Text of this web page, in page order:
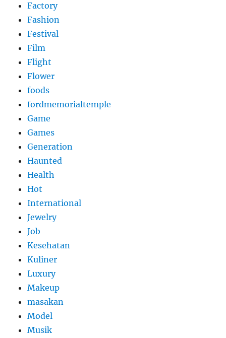
Factory
Fashion
Festival
Film
Flight
Flower
foods
fordmemorialtemple
Game
Games
Generation
Haunted
Health
Hot
International
Jewelry
Job
Kesehatan
Kuliner
Luxury
Makeup
masakan
Model
Musik